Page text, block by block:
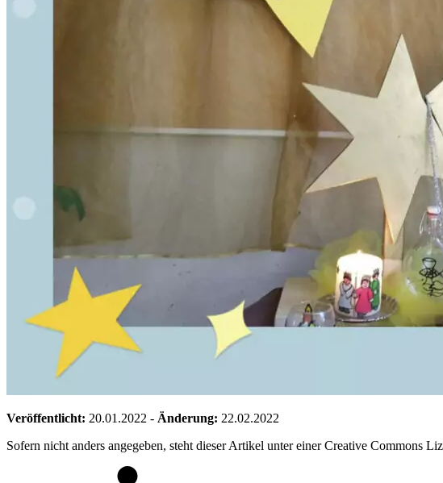
Veröffentlicht: 20.01.2022 - Änderung: 22.02.2022
Sofern nicht anders angegeben, steht dieser Artikel unter einer Creative Commons